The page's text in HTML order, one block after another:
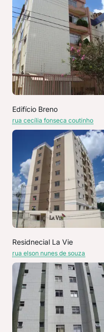
Edifício Breno
rua cecília fonseca coutinho
Residnecial La Vie
rua elson nunes de souza